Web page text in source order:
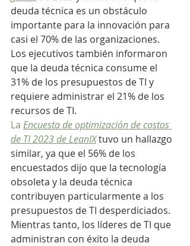
deuda técnica es un obstáculo
importante para la innovación para
casi el 70% de las organizaciones.
Los ejecutivos también informaron
que la deuda técnica consume el
31% de los presupuestos de TI y
requiere administrar el 21% de los
recursos de TI.
La Encuesta de optimización de costos
de TI 2023 de LeanIX tuvo un hallazgo
similar, ya que el 56% de los
encuestados dijo que la tecnología
obsoleta y la deuda técnica
contribuyen particularmente a los
presupuestos de TI desperdiciados.
Mientras tanto, los líderes de TI que
administran con éxito la deuda